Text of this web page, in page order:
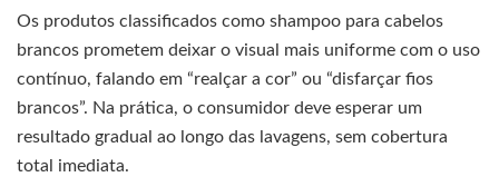
Os produtos classificados como shampoo para cabelos
brancos prometem deixar o visual mais uniforme com o uso
contínuo, falando em “realçar a cor” ou “disfarçar fios
brancos”. Na prática, o consumidor deve esperar um
resultado gradual ao longo das lavagens, sem cobertura
total imediata.